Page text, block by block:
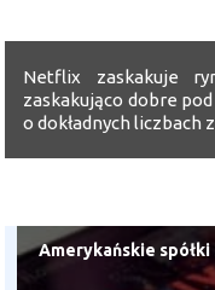
Netflix zaskakuje
zaskakująco dobre
o dokładnych liczbach
Amerykańskie spółki